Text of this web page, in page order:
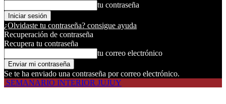
tu contraseña
¿Olvidaste tu contraseña? consigue ayuda
Recuperación de contraseña
Recupera tu contraseña
tu correo electrónico
Se te ha enviado una contraseña por correo electrónico.
SEMANARIO INTERIOR JUJUY